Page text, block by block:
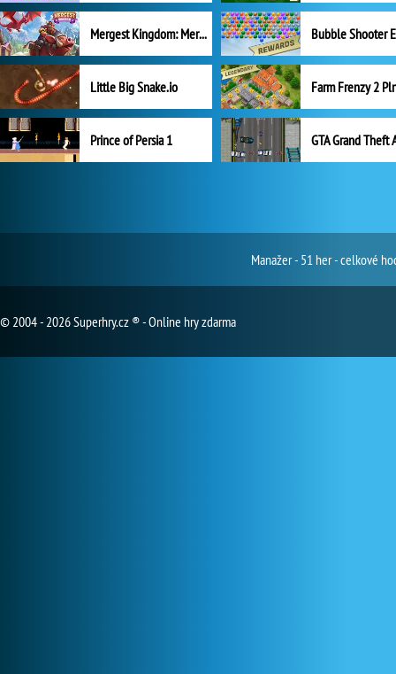
Mergest Kingdom: Merge Puzzle
Little Big Snake.io
Prince of Persia 1 GTA Grand Theft
Manažer - 51 her - celkové
© 2004 - 2026 Superhry.cz ® - Online hry zdarma